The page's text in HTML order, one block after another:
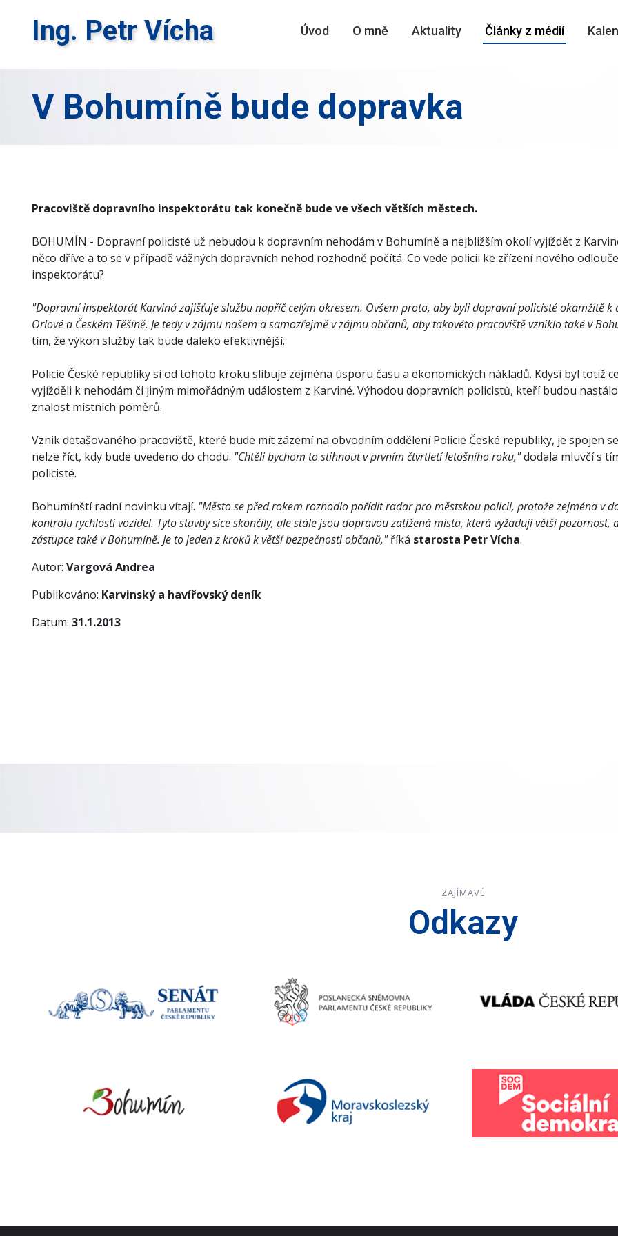
Ing. Petr Vícha Úvod O mně Aktuality Články z médií
V Bohumíně bude dopravka
Pracoviště dopravního inspektorátu tak konečně bude ve všech větších městech.
BOHUMÍN - Dopravní policisté už nebudou k dopravním nehodám v Bohumíně a nejbližším okolí vyjíždět z
něco dříve a to se v případě vážných dopravních nehod rozhodně počítá. Co vede policii ke zřízení nového
inspektorátu?
"Dopravní inspektorát Karviná zajišťuje službu napříč celým okresem. Ovšem proto, aby byli dopravní policisté okamžitě
Orlové a Českém Těšíně. Je tedy v zájmu našem a samozřejmě v zájmu občanů, aby takovéto pracoviště vzniklo také v
tím, že výkon služby tak bude daleko efektivnější.
Policie České republiky si od tohoto kroku slibuje zejména úsporu času a ekonomických nákladů. Kdysi byl totiž
vyjížděli k nehodám či jiným mimořádným událostem z Karviné. Výhodou dopravních policistů, kteří budou
znalost místních poměrů.
Vznik detašovaného pracoviště, které bude mít zázemí na obvodním oddělení Policie České republiky, je
nelze říct, kdy bude uvedeno do chodu. "Chtěli bychom to stihnout v prvním čtvrtletí letošního roku,"dodala mluvčí s
policisté.
Bohumínští radní novinku vítají. "Město se před rokem rozhodlo pořídit radar pro městskou policii, protože zejména v
kontrolu rychlosti vozidel. Tyto stavby sice skončily, ale stále jsou dopravou zatížená místa, která vyžadují větší
zástupce také v Bohumíně. Je to jeden z kroků k větší bezpečnosti občanů,"říká starosta Petr Vícha.
Autor: Vargová Andrea
Publikováno: Karvinský a havířovský deník
Datum: 31.1.2013
ZAJÍMAVÉ
Odkazy